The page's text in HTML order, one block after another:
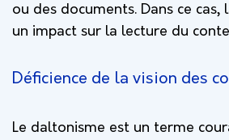
ou des documents. Dans ce
un impact sur la lecture du
Déficience de la vision des
Le daltonisme est un terme